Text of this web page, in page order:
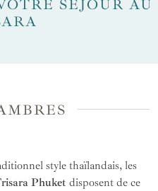
SÉJOUR AU
style thaïlandais, les
Phuket disposent de ce